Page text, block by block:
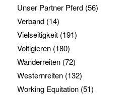
Unser Partner Pferd(56)
Verband(14)
Vielseitigkeit(191)
Voltigieren(180)
Wanderreiten(72)
Westernreiten(132)
Working Equitation(51)